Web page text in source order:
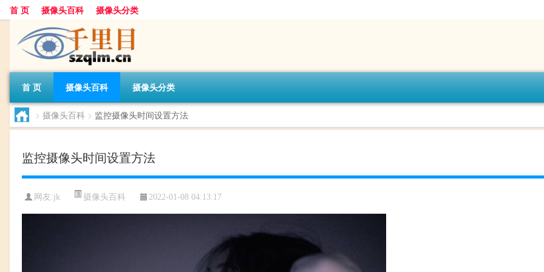
首 页 摄像头百科 摄像头分类
首 页 摄像头百科 摄像头分类
> 摄像头百科 > 监控摄像头时间设置方法
监控摄像头时间设置方法
网友:jk 摄像头百科 2022-01-08 04:13:17